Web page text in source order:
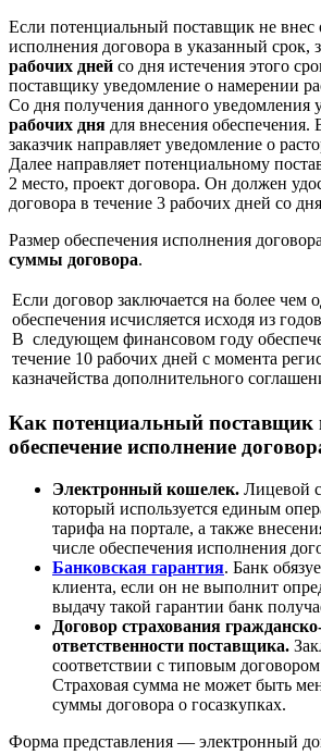
Если потенциальный поставщик не внес
исполнения договора в указанный срок,
рабочих дней со дня истечения этого
поставщику уведомление о намерении
Со дня получения данного уведомления
рабочих дня для внесения обеспечения.
заказчик направляет уведомление о
Далее направляет потенциальному
2 место, проект договора. Он должен
договора в течение 3 рабочих дней со
Размер обеспечения исполнения
суммы договора.
Если договор заключается на более чем
обеспечения исчисляется исходя из
В следующем финансовом году
течение 10 рабочих дней с момента
казначейства дополнительного
Как потенциальный поставщик
обеспечение исполнение
Электронный кошелек. Лицевой
который используется единым
тарифа на портале, а также
числе обеспечения исполнения
Банковская гарантия. Банк
клиента, если он не выполнит
выдачу такой гарантии банк
Договор страхования
ответственности поставщика.
соответствии с типовым договором
Страховая сумма не может быть
суммы договора о госазкупках.
Форма представления — электронный